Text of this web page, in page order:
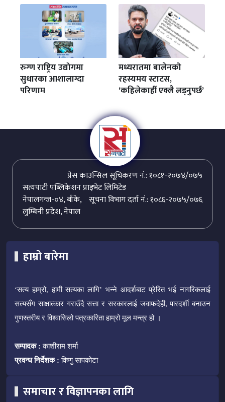
रुग्ण राष्ट्रिय उद्योगमा
सुधारका आशालाग्दा
परिणाम
मध्यरातमा बालेनको
रहस्यमय स्टाटस,
‘कहिलेकाहीँ एक्लै लड्नुपर्छ’
प्रेस काउन्सिल सूचिकरण नं.: १०८१-२०७४/०७५
सत्यपाटी पब्लिकेशन प्राइभेट लिमिटेड
सूचना विभाग दर्ता नं.: १०८६-२०७५/०७६
नेपालगन्ज-०४, बाँके,
लुम्बिनी प्रदेश, नेपाल
हाम्रो बारेमा
‘सत्य हाम्रो, हामी सत्यका लागि’ भन्ने आदर्शबाट प्रेरित भई नागरिकलाई
सत्यसँग साक्षात्कार गराउँदै सत्ता र सरकारलाई जवाफदेही, पारदर्शी बनाउन
गुणस्तरीय र विश्वासिलो पत्रकारिता हाम्रो मूल मन्त्र हो ।
सम्पादक : काशीराम शर्मा
प्रवन्ध निर्देशक : विष्णु सापकोटा
समाचार र विज्ञापनका लागि